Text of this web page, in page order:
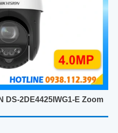
DS-2DE4425IWG1-E Zoom